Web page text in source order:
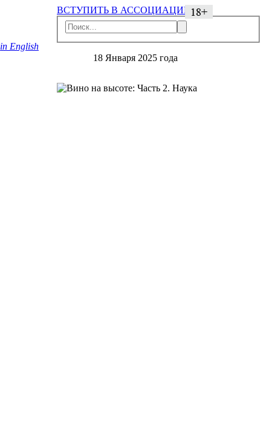
in English
ВСТУПИТЬ В АССОЦИАЦИЮ
18 Января 2025 года